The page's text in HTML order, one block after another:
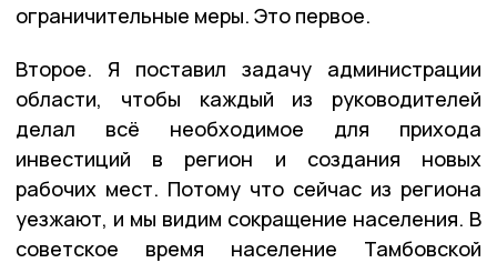
ограничительные меры. Это первое.
Второе. Я поставил задачу администрации
области, чтобы каждый из руководителей
делал всё необходимое для прихода
инвестиций в регион и создания новых
рабочих мест. Потому что сейчас из региона
уезжают, и мы видим сокращение населения. В
советское время население Тамбовской